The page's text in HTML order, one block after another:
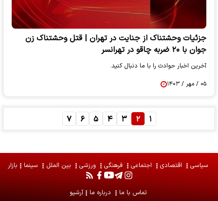
جزئیات وحشتناک از جنایت در تهران | قتل وحشتناک زن
جوان با ۲۰ ضربه چاقو در تهرانسر
آخرین اخبار حوادث را با ما دنبال کنید.
۰۵ / مهر / ۱۴۰۳
۱ ۲ ۳ ۴ ۵ ۶ ۷
سیاسی اقتصادی اجتماعی فرهنگی ورزشی بین الملل سینما بازار
تماس با ما درباره ما آرشیو